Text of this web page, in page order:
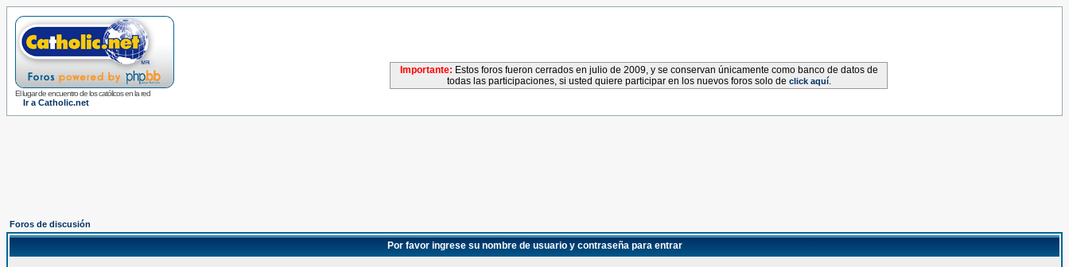
El lugar de encuentro de los católicos en la red
Ir a Catholic.net
Importante: Estos foros fueron cerrados en julio de 2009, y se conservan únicamente como banco de datos de
todas las participaciones, si usted quiere participar en los nuevos foros solo de click aquí.
Foros de discusión
Por favor ingrese su nombre de usuario y contraseña para entrar